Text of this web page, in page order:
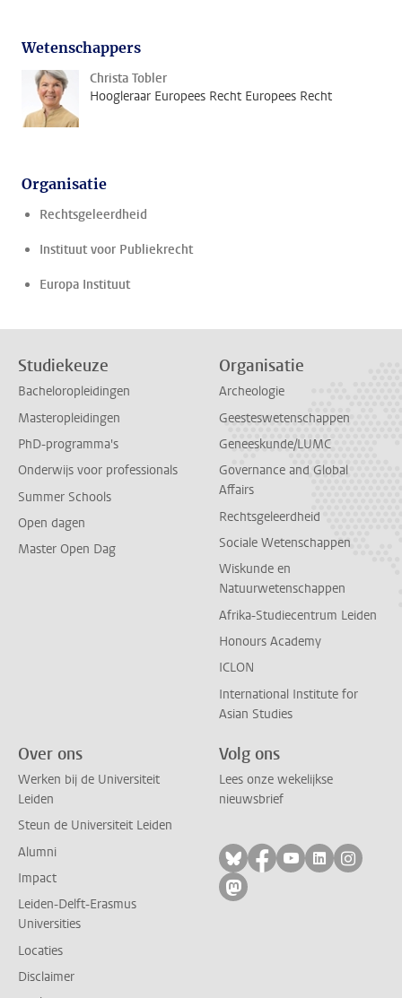
Wetenschappers
Christa Tobler
Hoogleraar Europees Recht Europees Recht
Organisatie
Rechtsgeleerdheid
Instituut voor Publiekrecht
Europa Instituut
Studiekeuze
Bacheloropleidingen
Masteropleidingen
PhD-programma's
Onderwijs voor professionals
Summer Schools
Open dagen
Master Open Dag
Organisatie
Archeologie
Geesteswetenschappen
Geneeskunde/LUMC
Governance and Global
Affairs
Rechtsgeleerdheid
Sociale Wetenschappen
Wiskunde en
Natuurwetenschappen
Afrika-Studiecentrum Leiden
Honours Academy
ICLON
International Institute for
Asian Studies
Over ons
Werken bij de Universiteit
Leiden
Steun de Universiteit Leiden
Alumni
Impact
Leiden-Delft-Erasmus
Universities
Locaties
Disclaimer
Volg ons
Lees onze wekelijkse
nieuwsbrief
Volg ons op bluesky
Volg ons op
Volg ons op
Volg ons
Volg
Volg ons op mastodon